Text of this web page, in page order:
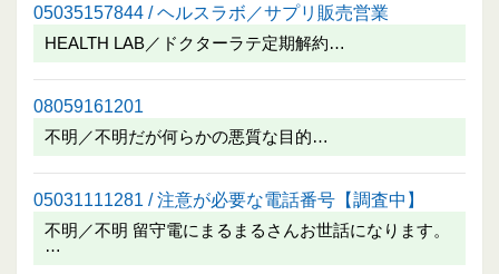
05035157844 / ヘルスラボ／サプリ販売営業
HEALTH LAB／ドクターラテ定期解約…
08059161201
不明／不明だが何らかの悪質な目的…
05031111281 / 注意が必要な電話番号【調査中】
不明／不明 留守電にまるまるさんお世話になります。
…